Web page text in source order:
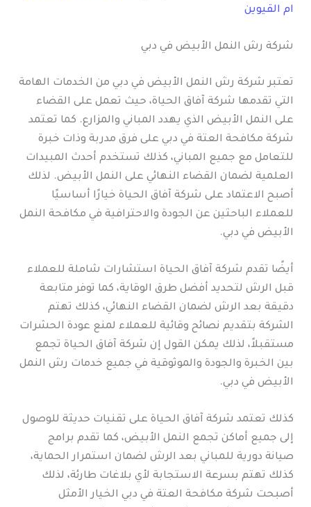
ام القيوين
شركة رش النمل الأبيض في دبي
تعتبر شركة رش النمل الأبيض في دبي من الخدمات الهامة
التي تقدمها شركة آفاق الحياة، حيث تعمل على القضاء
على النمل الأبيض الذي يهدد المباني والمزارع. كما تعتمد
شركة مكافحة العتة في دبي على فرق مدربة وذات خبرة
للتعامل مع جميع المباني، كذلك تستخدم أحدث المبيدات
العلمية لضمان القضاء النهائي على النمل الأبيض. لذلك
أصبح الاعتماد على شركة آفاق الحياة خيارًا أساسيًا
للعملاء الباحثين عن الجودة والاحترافية في مكافحة النمل
الأبيض في دبي.
أيضًا تقدم شركة آفاق الحياة استشارات شاملة للعملاء
قبل الرش لتحديد أفضل طرق الوقاية، كما توفر متابعة
دقيقة بعد الرش لضمان القضاء النهائي، كذلك تهتم
الشركة بتقديم نصائح وقائية للعملاء لمنع عودة الحشرات
مستقبلاً، لذلك يمكن القول إن شركة آفاق الحياة تجمع
بين الخبرة والجودة والموثوقية في جميع خدمات رش النمل
الأبيض في دبي.
كذلك تعتمد شركة آفاق الحياة على تقنيات حديثة للوصول
إلى جميع أماكن تجمع النمل الأبيض، كما تقدم برامج
صيانة دورية للمباني بعد الرش لضمان استمرار الحماية،
كذلك تهتم بسرعة الاستجابة لأي بلاغات طارئة، لذلك
أصبحت شركة مكافحة العتة في دبي الخيار الأمثل